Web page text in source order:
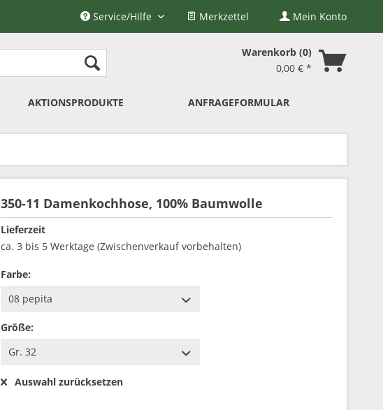
Merkzettel Mein Konto
Service/Hilfe
Warenkorb 0
0,00 € *
AKTIONSPRODUKTE ANFRAGEFORMULAR
350-11 Damenkochhose, 100% Baumwolle
Lieferzeit
ca. 3 bis 5 Werktage (Zwischenverkauf vorbehalten)
Farbe:
Größe:
Auswahl zurücksetzen